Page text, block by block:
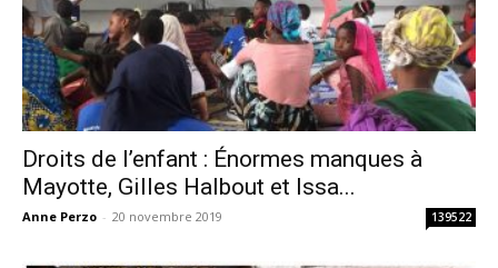
Droits de l’enfant : Énormes manques à
Mayotte, Gilles Halbout et Issa...
Anne Perzo - 20 novembre 2019 139522